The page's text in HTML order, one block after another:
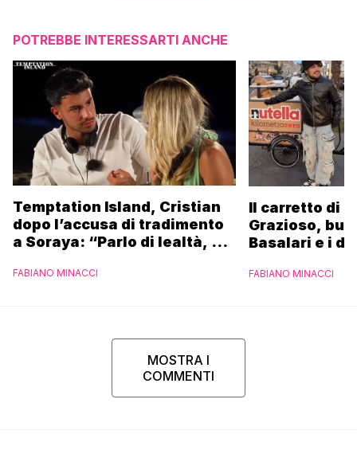
POTREBBE INTERESSARTI ANCHE
Temptation Island, Cristian
dopo l’accusa di tradimento
a Soraya: “Parlo di lealtà, ma
FABIANO MINACCI
Il carretto di
Grazioso,
Basalari e i
Ferrero”
FABIANO MINACCI
MOSTRA I
COMMENTI